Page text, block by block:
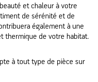
et chaleur à votre
de sérénité et de
également à une
thermique de votre habitat.
à tout type de pièce sur